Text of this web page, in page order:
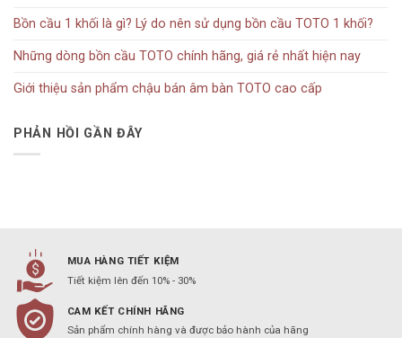
Bồn cầu 1 khối là gì? Lý do nên sử dụng bồn cầu TOTO 1 khối?
Những dòng bồn cầu TOTO chính hãng, giá rẻ nhất hiện nay
Giới thiệu sản phẩm chậu bán âm bàn TOTO cao cấp
PHẢN HỒI GẦN ĐÂY
MUA HÀNG TIẾT KIỆM
Tiết kiệm lên đến 10% - 30%
CAM KẾT CHÍNH HÃNG
Sản phẩm chính hàng và được bảo hành của hãng